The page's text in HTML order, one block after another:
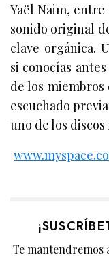
Yaël Naim,
sonido original
clave orgánica.
si conocías
de los
escuchado
uno de los
Te mantendremos